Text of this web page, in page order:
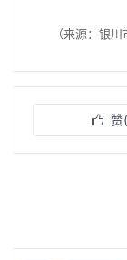
（来源：银
 赞(